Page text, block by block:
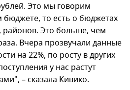
Это мы говорим
то есть о бюджетах
районов. Это больше, чем
Вчера прозвучали данные
на 22%, по росту в других
у нас растут
– сказала Кивико.